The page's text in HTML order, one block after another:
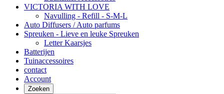
VICTORIA WITH LOVE
Navulling - Refill - S-M-L
Auto Diffusers / Auto parfums
Spreuken - Lieve en leuke Spreuken
Letter Kaarsjes
Batterijen
Tuinaccessoires
contact
Account
Zoeken